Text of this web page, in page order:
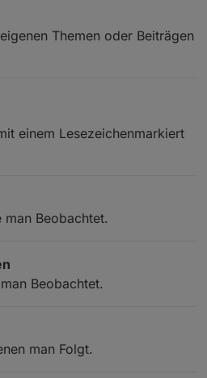
Themen oder Beiträgen
einem Lesezeichenmarkiert
Beobachtet.
Beobachtet.
man Folgt.